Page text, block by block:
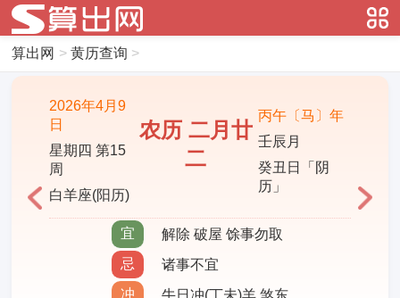
算出网 > 黄历查询 >
2026年4月9
日
星期四 第15
周
白羊座(阳历)
农历 二月廿
二
丙午〔马〕年
壬辰月
癸丑日「阴
历」
宜
解除 破屋 馀事勿取
忌
诸事不宜
冲
牛日冲(丁未)羊 煞东